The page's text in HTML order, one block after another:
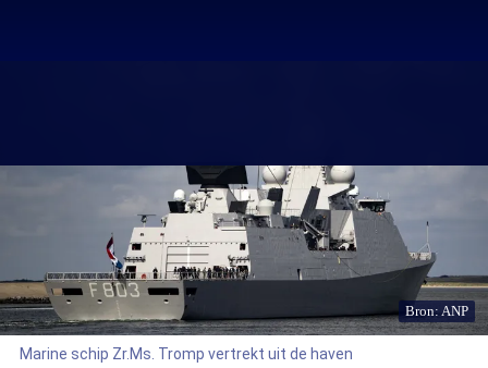
Bron: ANP
Marine schip Zr.Ms. Tromp vertrekt uit de haven